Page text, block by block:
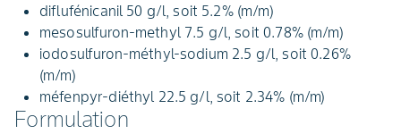
diflufénicanil 50 g/l, soit 5.2% (m/m)
mesosulfuron-methyl 7.5 g/l, soit 0.78% (m/m)
iodosulfuron-méthyl-sodium 2.5 g/l, soit 0.26%
(m/m)
méfenpyr-diéthyl 22.5 g/l, soit 2.34% (m/m)
Formulation